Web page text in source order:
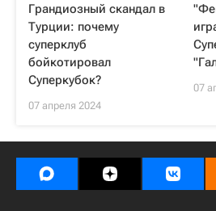
Грандиозный скандал в
Турции: почему
суперклуб
бойкотировал
Суперкубок?
07 апреля 2024
07